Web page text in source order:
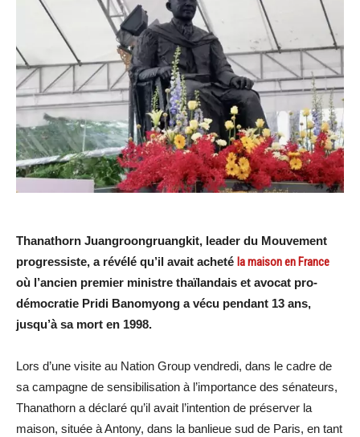
Thanathorn Juangroongruangkit, leader du Mouvement
progressiste, a révélé qu’il avait acheté la maison en France
où l’ancien premier ministre thaïlandais et avocat pro-
démocratie Pridi Banomyong a vécu pendant 13 ans,
jusqu’à sa mort en 1998.
Lors d’une visite au Nation Group vendredi, dans le cadre de
sa campagne de sensibilisation à l’importance des sénateurs,
Thanathorn a déclaré qu’il avait l’intention de préserver la
maison, située à Antony, dans la banlieue sud de Paris, en tant